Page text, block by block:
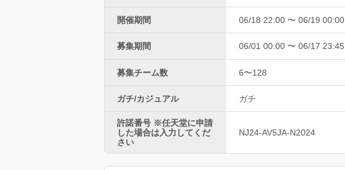
開催期間 06/18 22:00 〜 06/19 00:00
募集期間 06/01 00:00 〜 06/17 23:45
募集チーム数 6〜128
ガチ/カジュアル ガチ
許諾番号 ※任天堂に申請
した場合は入力してくだ
さい
NJ24-AV5JA-N2024